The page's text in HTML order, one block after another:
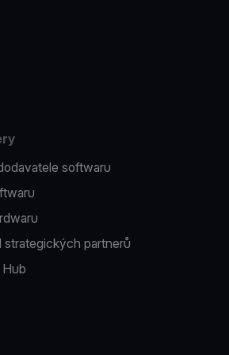
softwaru
strategických partnerů